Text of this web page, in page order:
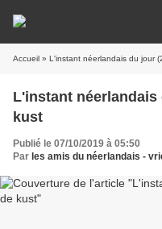
Accueil » L'instant néerlandais du jour
L'instant néerlandais
kust
Publié le 07/10/2019 à 05:50
Par les amis du néerlandais -